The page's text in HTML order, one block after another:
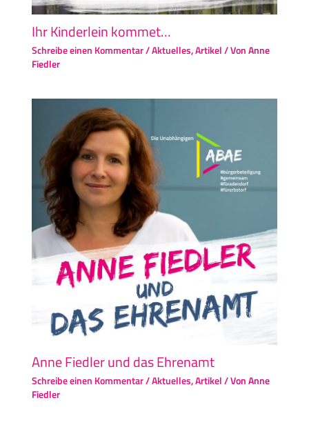
Ihr Kinderlein kommet…
Schreibe einen Kommentar/Aktuelles,Artikel/ VonAnne
Fiedler
Anne Fiedler und das Ehrenamt
Schreibe einen Kommentar/Aktuelles,Artikel/ VonAnne
Fiedler